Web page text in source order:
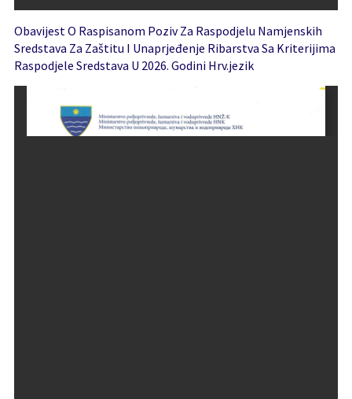
Obavijest O Raspisanom Poziv Za Raspodjelu Namjenskih
Sredstava Za Zaštitu I Unaprjeđenje Ribarstva Sa Kriterijima
Raspodjele Sredstava U 2026. Godini Hrv.jezik